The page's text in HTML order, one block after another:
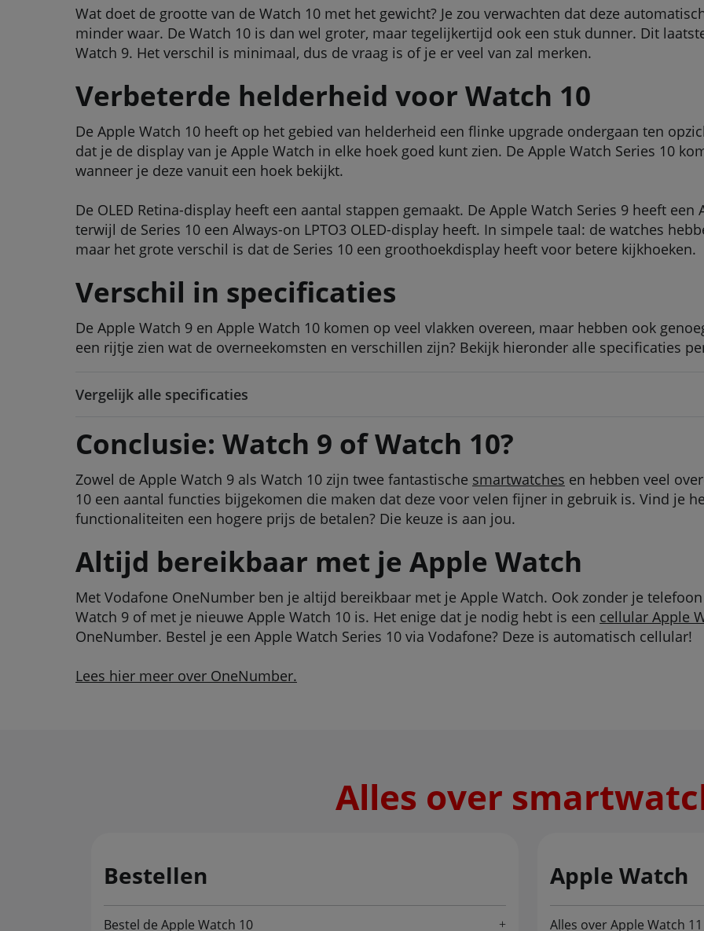
Wat doet de grootte van de Watch 10 met het gewicht? Je zou verwachten dat deze
minder waar. De Watch 10 is dan wel groter, maar tegelijkertijd ook een stuk dunner. Dit
Watch 9. Het verschil is minimaal, dus de vraag is of je er veel van zal merken.
Verbeterde helderheid voor Watch 10
De Apple Watch 10 heeft op het gebied van helderheid een flinke upgrade ondergaan ten
dat je de display van je Apple Watch in elke hoek goed kunt zien. De Apple Watch Series 10
wanneer je deze vanuit een hoek bekijkt.
De OLED Retina-display heeft een aantal stappen gemaakt. De Apple Watch Series 9 heeft een
terwijl de Series 10 een Always-on LPTO3 OLED-display heeft. In simpele taal: de watches
maar het grote verschil is dat de Series 10 een groothoekdisplay heeft voor betere kijkhoeken.
Verschil in specificaties
De Apple Watch 9 en Apple Watch 10 komen op veel vlakken overeen, maar hebben ook
een rijtje zien wat de overneekomsten en verschillen zijn? Bekijk hieronder alle specificaties
Vergelijk alle specificaties
Conclusie: Watch 9 of Watch 10?
Zowel de Apple Watch 9 als Watch 10 zijn twee fantastische smartwatches en hebben veel
10 een aantal functies bijgekomen die maken dat deze voor velen fijner in gebruik is. Vind je
functionaliteiten een hogere prijs de betalen? Die keuze is aan jou.
Altijd bereikbaar met je Apple Watch
Met Vodafone OneNumber ben je altijd bereikbaar met je Apple Watch. Ook zonder je
Watch 9 of met je nieuwe Apple Watch 10 is. Het enige dat je nodig hebt is een cellular Apple
OneNumber. Bestel je een Apple Watch Series 10 via Vodafone? Deze is automatisch cellular!
Lees hier meer over OneNumber.
Alles over
Bestellen
Bestel de Apple Watch 10
Apple Watch
Alles over Apple Watch 11